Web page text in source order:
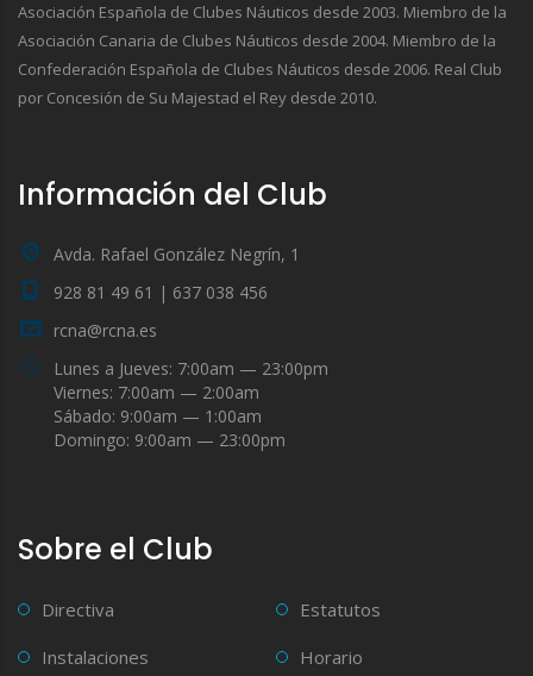
Asociación Española de Clubes Náuticos desde 2003. Miembro de la
Asociación Canaria de Clubes Náuticos desde 2004. Miembro de la
Confederación Española de Clubes Náuticos desde 2006. Real Club
por Concesión de Su Majestad el Rey desde 2010.
Información del Club
Avda. Rafael González Negrín, 1
928 81 49 61 | 637 038 456
rcna@rcna.es
Lunes a Jueves: 7:00am — 23:00pm
Viernes: 7:00am — 2:00am
Sábado: 9:00am — 1:00am
Domingo: 9:00am — 23:00pm
Sobre el Club
Directiva
Estatutos
Instalaciones
Horario